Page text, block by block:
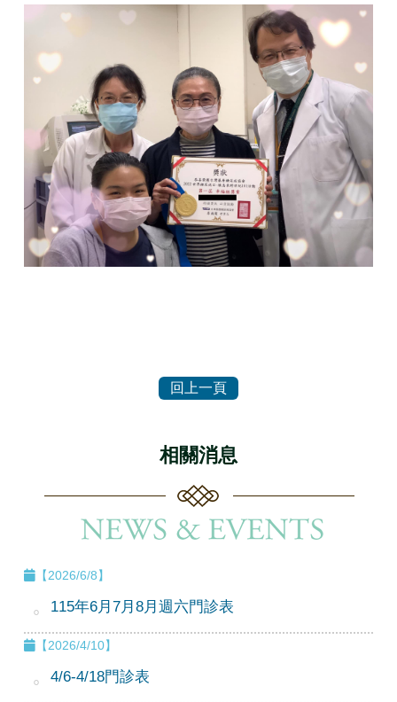
相關消息
【2026/6/8】
115年6月7月8月週六門診表
【2026/4/10】
4/6-4/18門診表